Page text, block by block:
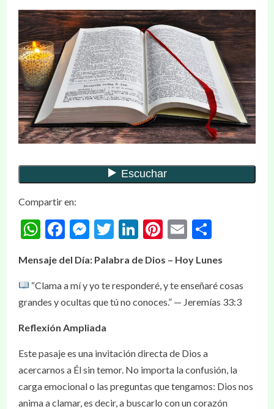
Compartir en:
WhatsApp
Facebook
Messenger
Twitter
LinkedIn
Pinterest
Email
Mensaje del Día: Palabra de Dios – Hoy Lunes
“Clama a mí y yo te responderé, y te enseñaré cosas
grandes y ocultas que tú no conoces.” — Jeremías 33:3
Reflexión Ampliada
Este pasaje es una invitación directa de Dios a
acercarnos a Él sin temor. No importa la confusión, la
carga emocional o las preguntas que tengamos: Dios nos
anima a clamar, es decir, a buscarlo con un corazón